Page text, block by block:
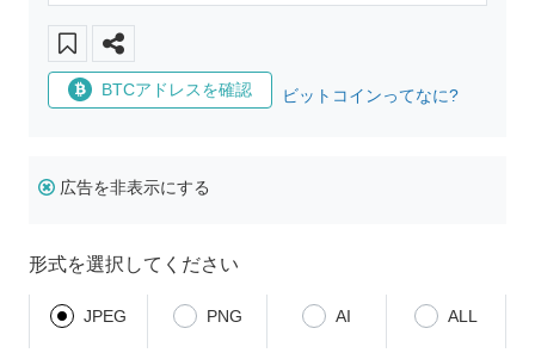
BTCアドレスを確認 ビットコインってなに?
広告を非表示にする
形式を選択してください
JPEG PNG AI ALL